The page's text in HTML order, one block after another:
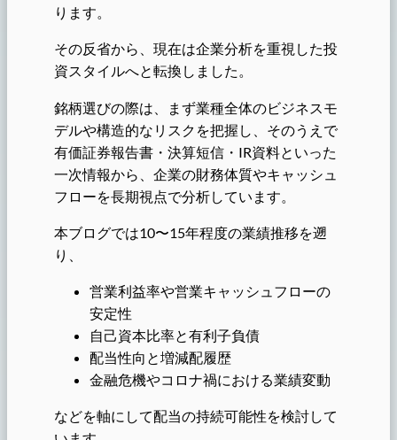
ります。
その反省から、現在は企業分析を重視した投
資スタイルへと転換しました。
銘柄選びの際は、まず業種全体のビジネスモ
デルや構造的なリスクを把握し、そのうえで
有価証券報告書・決算短信・IR資料といった
一次情報から、企業の財務体質やキャッシュ
フローを長期視点で分析しています。
本ブログでは10〜15年程度の業績推移を遡
り、
営業利益率や営業キャッシュフローの
安定性
自己資本比率と有利子負債
配当性向と増減配履歴
金融危機やコロナ禍における業績変動
などを軸にして配当の持続可能性を検討して